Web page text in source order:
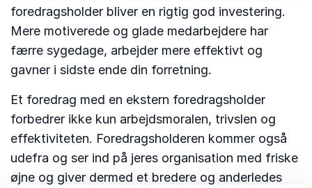
foredragsholder bliver en rigtig god investering.
Mere motiverede og glade medarbejdere har
færre sygedage, arbejder mere effektivt og
gavner i sidste ende din forretning.
Et foredrag med en ekstern foredragsholder
forbedrer ikke kun arbejdsmoralen, trivslen og
effektiviteten. Foredragsholderen kommer også
udefra og ser ind på jeres organisation med friske
øjne og giver dermed et bredere og anderledes